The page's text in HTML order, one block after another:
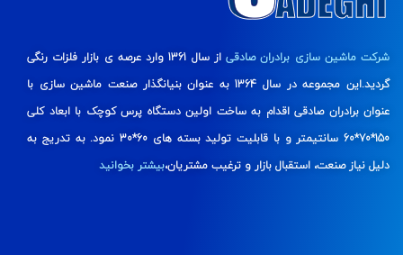
شرکت ماشین سازی برادران صادقی
از سال 1361 وارد عرصه ی بازار فلزات رنگی
گردید.این مجموعه در سال 1364 به عنوان بنیانگذار صنعت ماشین سازی با
عنوان برادران صادقی اقدام به ساخت اولین دستگاه پرس کوچک با ابعاد کلی
150*70*60 سانتیمتر و با قابلیت تولید بسته های 60*30 نمود. به تدریج به
دلیل نیاز صنعت، استقبال بازار و ترغیب مشتریان،بیشتر بخوانید